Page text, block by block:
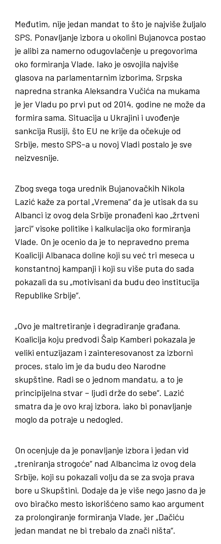
Međutim, nije jedan mandat to što je najviše žuljalo
SPS. Ponavljanje izbora u okolini Bujanovca postao
je alibi za namerno odugovlačenje u pregovorima
oko formiranja Vlade. Iako je osvojila najviše
glasova na parlamentarnim izborima, Srpska
napredna stranka Aleksandra Vučića na mukama
je jer Vladu po prvi put od 2014. godine ne može da
formira sama. Situacija u Ukrajini i uvođenje
sankcija Rusiji, što EU ne krije da očekuje od
Srbije, mesto SPS-a u novoj Vladi postalo je sve
neizvesnije.
Zbog svega toga urednik Bujanovačkih Nikola
Lazić kaže za portal „Vremena“ da je utisak da su
Albanci iz ovog dela Srbije pronađeni kao „žrtveni
jarci“ visoke politike i kalkulacija oko formiranja
Vlade. On je ocenio da je to nepravedno prema
Koaliciji Albanaca doline koji su već tri meseca u
konstantnoj kampanji i koji su više puta do sada
pokazali da su „motivisani da budu deo institucija
Republike Srbije“.
„Ovo je maltretiranje i degradiranje građana.
Koalicija koju predvodi Šaip Kamberi pokazala je
veliki entuzijazam i zainteresovanost za izborni
proces, stalo im je da budu deo Narodne
skupštine. Radi se o jednom mandatu, a to je
principijelna stvar – ljudi drže do sebe“. Lazić
smatra da je ovo kraj izbora, iako bi ponavljanje
moglo da potraje u nedogled.
On ocenjuje da je ponavljanje izbora i jedan vid
„treniranja strogoće“ nad Albancima iz ovog dela
Srbije, koji su pokazali volju da se za svoja prava
bore u Skupštini. Dodaje da je više nego jasno da je
ovo biračko mesto iskorišćeno samo kao argument
za prolongiranje formiranja Vlade, jer „Dačiću
jedan mandat ne bi trebalo da znači ništa“.